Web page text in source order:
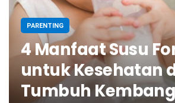
PARENTING
4 Manfaat Susu
untuk Kesehatan
Tumbuh